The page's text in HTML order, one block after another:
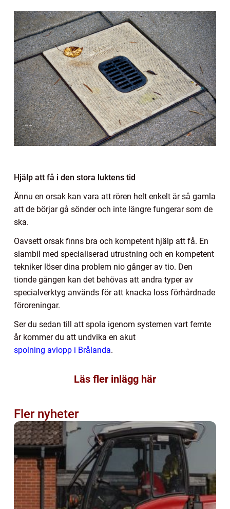
Hjälp att få i den stora luktens tid
Ännu en orsak kan vara att rören helt enkelt är så gamla
att de börjar gå sönder och inte längre fungerar som de
ska.
Oavsett orsak finns bra och kompetent hjälp att få. En
slambil med specialiserad utrustning och en kompetent
tekniker löser dina problem nio gånger av tio. Den
tionde gången kan det behövas att andra typer av
specialverktyg används för att knacka loss förhårdnade
föroreningar.
Ser du sedan till att spola igenom systemen vart femte
år kommer du att undvika en akut
spolning avlopp i Brålanda.
Läs fler inlägg här
Fler nyheter